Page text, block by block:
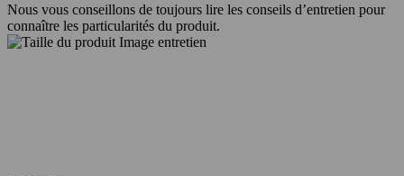
Nous vous conseillons de toujours lire les conseils d’entretien pour
connaître les particularités du produit.